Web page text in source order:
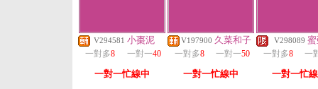
V294581 小棗泥
一對多8 一對一40
一對一忙線中
V197900 久菜和子
一對多8 一對一50
一對一忙線中
V298089
一對多8 一
一對一忙